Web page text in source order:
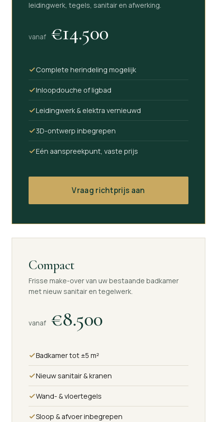
Compact
Frisse make-over van uw bestaande badkamer
met nieuw sanitair en tegelwerk.
vanaf €8.500
Badkamer tot ±5 m²
Nieuw sanitair & kranen
Wand- & vloertegels
Sloop & afvoer inbegrepen
leidingwerk, tegels, sanitair en afwerking.
vanaf €14.500
Complete herindeling mogelijk
Inloopdouche of ligbad
Leidingwerk & elektra vernieuwd
3D-ontwerp inbegrepen
Eén aanspreekpunt, vaste prijs
Vraag richtprijs aan